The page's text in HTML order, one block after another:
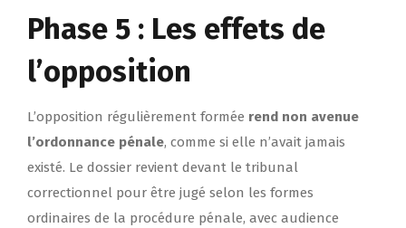
Phase 5 : Les effets de
l’opposition
L’opposition régulièrement formée rend non avenue
l’ordonnance pénale, comme si elle n’avait jamais
existé. Le dossier revient devant le tribunal
correctionnel pour être jugé selon les formes
ordinaires de la procédure pénale, avec audience